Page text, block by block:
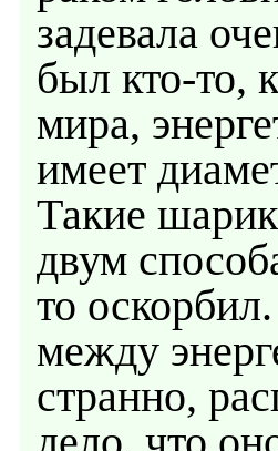
задевала
был кто-то,
мира,
имеет
Такие
двум
то
между
странно,